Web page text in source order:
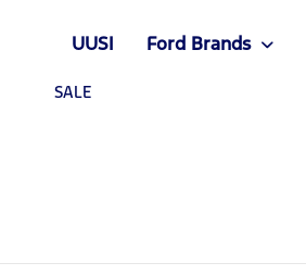
UUSI Ford Brands
SALE